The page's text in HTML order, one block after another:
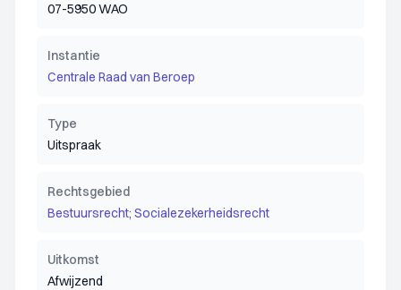
07-5950 WAO
Instantie
Centrale Raad van Beroep
Type
Uitspraak
Rechtsgebied
Bestuursrecht; Socialezekerheidsrecht
Uitkomst
Afwijzend